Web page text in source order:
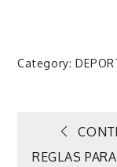
Category:
REGLAS